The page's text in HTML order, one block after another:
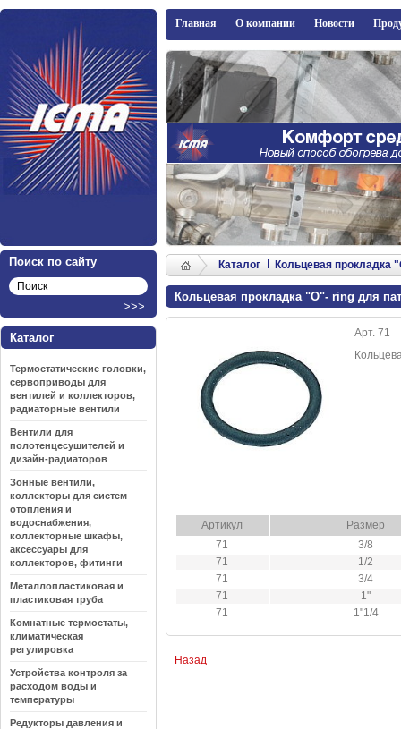
Каталог Кольцевая прокладка
Кольцевая прокладка "O"- ring для
Арт. 71
Артикул
71
71
71
71
71
Размер
3/8
1/2
3/4
1"
1"1/4
Назад
Каталог
Термостатические головки,
сервоприводы для
вентилей и коллекторов,
радиаторные вентили
Вентили для
полотенцесушителей и
дизайн-радиаторов
Зонные вентили,
коллекторы для систем
отопления и
водоснабжения,
коллекторные шкафы,
аксессуары для
коллекторов, фитинги
Металлопластиковая и
пластиковая труба
Комнатные термостаты,
климатическая
регулировка
Устройства контроля за
расходом воды и
температуры
Редукторы давления и
ICMA
Главная О компании Новости
Поиск по сайту